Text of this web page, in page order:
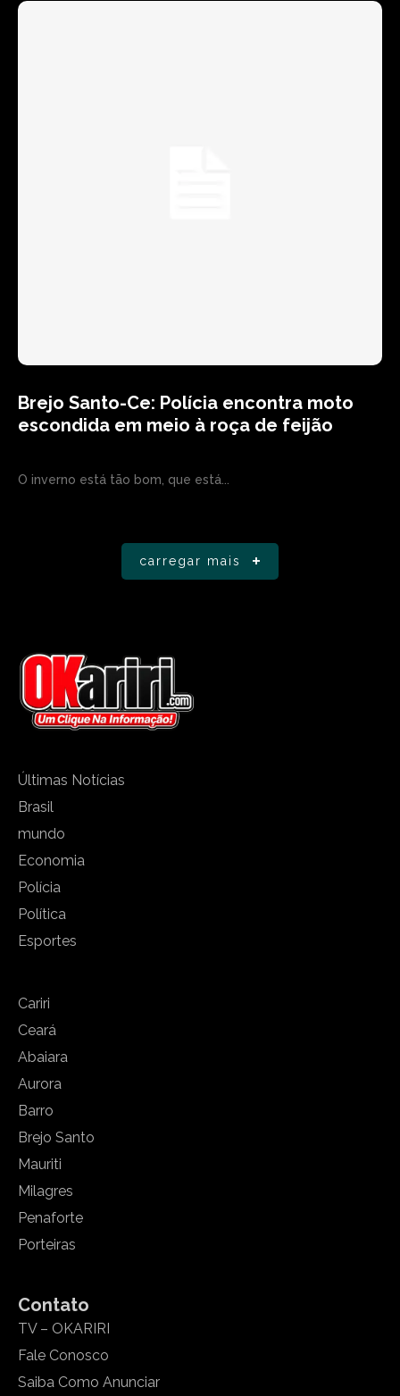
Brejo Santo-Ce: Polícia encontra moto
escondida em meio à roça de feijão
O inverno está tão bom, que está...
carregar mais
Últimas Notícias
Brasil
mundo
Economia
Polícia
Política
Esportes
Cariri
Ceará
Abaiara
Aurora
Barro
Brejo Santo
Mauriti
Milagres
Penaforte
Porteiras
Contato
TV – OKARIRI
Fale Conosco
Saiba Como Anunciar